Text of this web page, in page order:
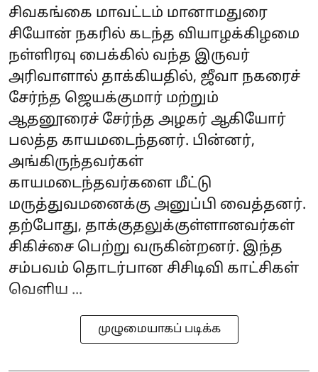
சிவகங்கை மாவட்டம் மானாமதுரை
சியோன் நகரில் கடந்த வியாழக்கிழமை
நள்ளிரவு பைக்கில் வந்த இருவர்
அரிவாளால் தாக்கியதில், ஜீவா நகரைச்
சேர்ந்த ஜெயக்குமார் மற்றும்
ஆதனூரைச் சேர்ந்த அழகர் ஆகியோர்
பலத்த காயமடைந்தனர். பின்னர்,
அங்கிருந்தவர்கள்
காயமடைந்தவர்களை மீட்டு
மருத்துவமனைக்கு அனுப்பி வைத்தனர்.
தற்போது, தாக்குதலுக்குள்ளானவர்கள்
சிகிச்சை பெற்று வருகின்றனர். இந்த
சம்பவம் தொடர்பான சிசிடிவி காட்சிகள்
வெளிய ...
முழுமையாகப் படிக்க